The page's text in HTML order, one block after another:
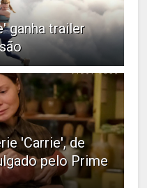
ganha trailer
'Carrie', de
pelo Prime